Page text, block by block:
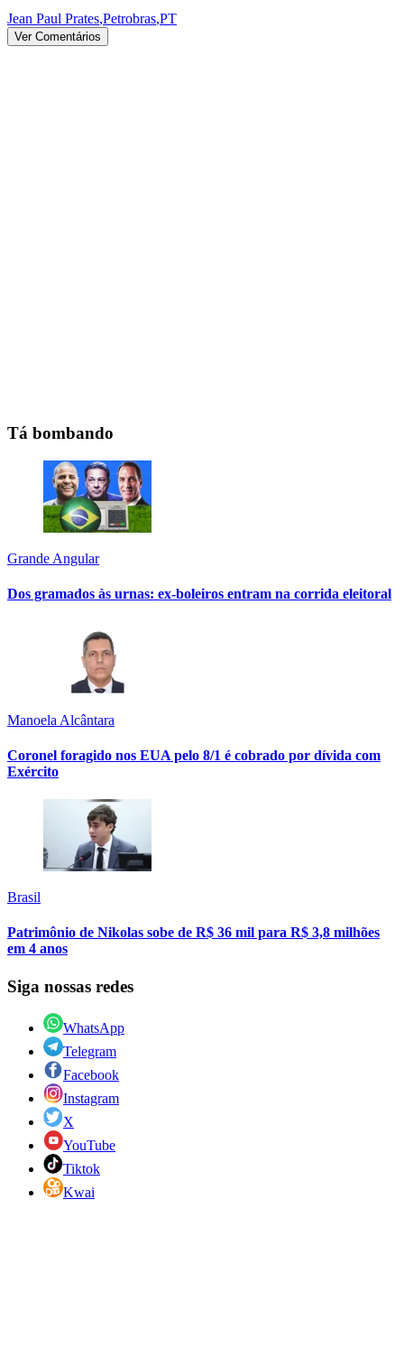
Jean Paul Prates,Petrobras,PT
Ver Comentários
Tá bombando
Grande Angular
Dos gramados às urnas: ex-boleiros entram na corrida eleitoral
Manoela Alcântara
Coronel foragido nos EUA pelo 8/1 é cobrado por dívida com
Exército
Brasil
Patrimônio de Nikolas sobe de R$ 36 mil para R$ 3,8 milhões
em 4 anos
Siga nossas redes
WhatsApp
Telegram
Facebook
Instagram
X
YouTube
Tiktok
Kwai